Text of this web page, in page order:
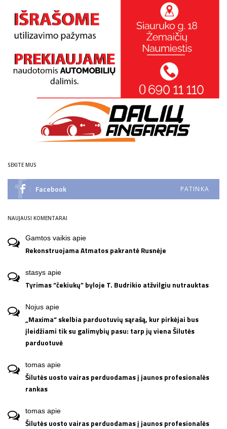
SEKITE MUS
Facebook PATINKA
NAUJAUSI KOMENTARAI
Gamtos vaikis apie
Rekonstruojama Atmatos pakrantė Rusnėje
stasys apie
Tyrimas “čekiukų” byloje T. Budrikio atžvilgiu nutrauktas
Nojus apie
„Maxima“ skelbia parduotuvių sąrašą, kur pirkėjai bus
įleidžiami tik su galimybių pasu: tarp jų viena Šilutės
parduotuvė
tomas apie
Šilutės uosto vairas perduodamas į jaunos profesionalės
rankas
tomas apie
Šilutės uosto vairas perduodamas į jaunos profesionalės